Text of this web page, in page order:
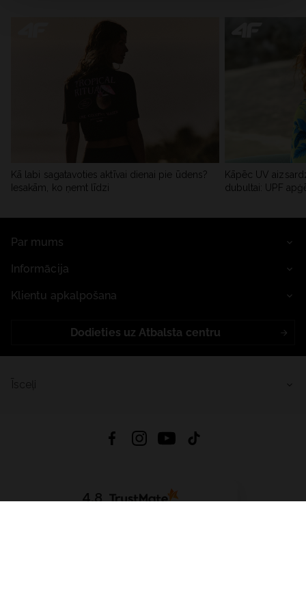
Kā labi sagatavoties aktīvai dienai pie ūdens?
Iesakām, ko ņemt līdzi
Kāpēc UV
dubultai: UPF
Par mums
Informācija
Klientu apkalpošana
Dodieties uz Atbalsta centru
4.8